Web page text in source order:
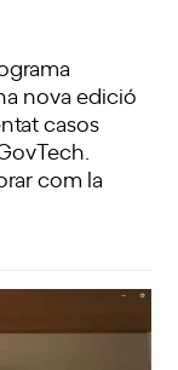
nova edició
casos
com la